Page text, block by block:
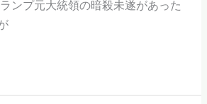
ンプ元大統領の暗殺未遂があった